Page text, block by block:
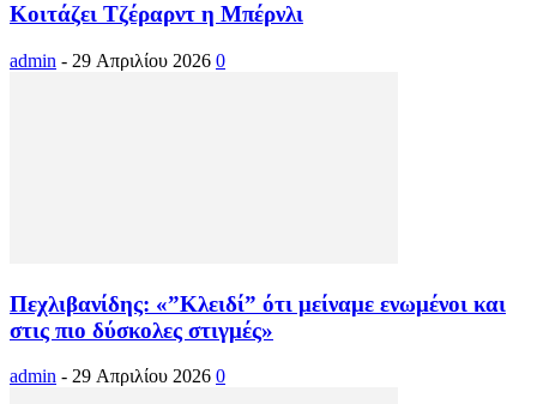
Κοιτάζει Τζέραρντ η Μπέρνλι
admin - 29 Απριλίου 2026 0
Πεχλιβανίδης: «”Κλειδί” ότι μείναμε ενωμένοι και
στις πιο δύσκολες στιγμές»
admin - 29 Απριλίου 2026 0